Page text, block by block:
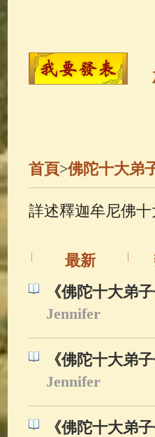
金山活佛
善財童子
佛典故事
首頁>佛陀十大弟
詳述釋迦牟尼佛
最新
《佛陀十大弟
Jennifer
《佛陀十大弟
Jennifer
《佛陀十大弟